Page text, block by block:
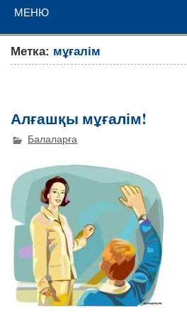
МЕНЮ
Метка: мұғалім
Алғашқы мұғалім!
Балаларға